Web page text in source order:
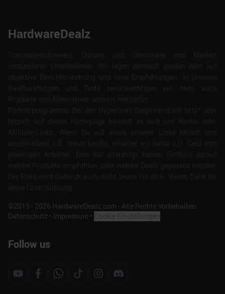
HardwareDealz
©2015 - 2026 HardwareDealz.com - Alle Rechte vorbehalten.
Datenschutz • Impressum •
Follow us